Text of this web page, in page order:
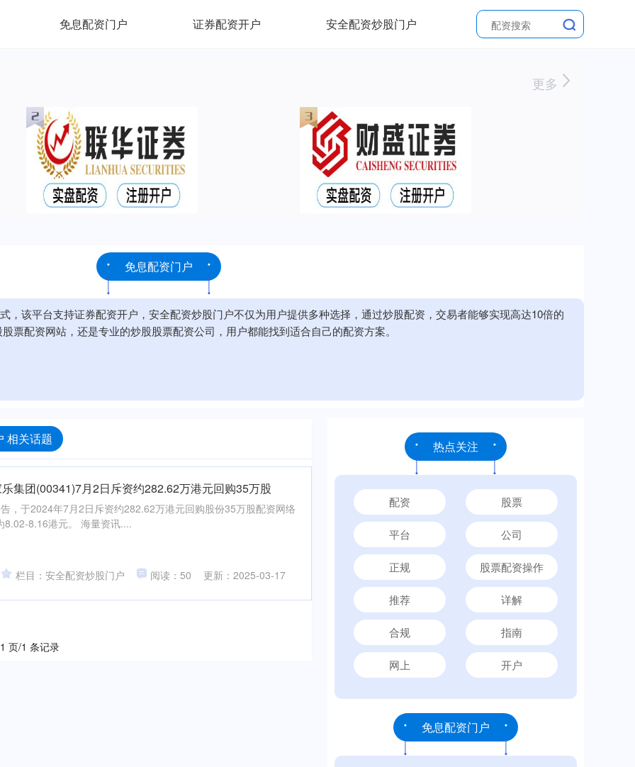
免息配资门户 证券配资开户 安全配资炒股门户
更多
免息配资门户
，该平台支持证券配资开户，安全配资炒股门户不仅为用户提供多种选择，通过炒股配资，交易者能够实现高达10倍的
票配资网站，还是专业的炒股股票配资公司，用户都能找到适合自己的配资方案。
相关话题
集团(00341)7月2日斥资约282.62万港元回购35万股
，于2024年7月2日斥资约282.62万港元回购股份35万股配资网络
8.02-8.16港元。 海量资讯....
栏目：安全配资炒股门户 阅读：50 更新：2025-03-17
页/1 条记录
热点关注
配资 股票
平台 公司
正规 股票配资操作
推荐 详解
合规 指南
网上 开户
免息配资门户